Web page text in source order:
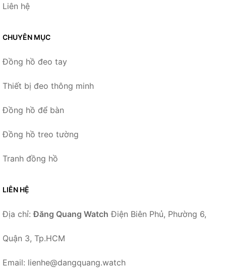
Liên hệ
CHUYÊN MỤC
Đồng hồ đeo tay
Thiết bị đeo thông minh
Đồng hồ để bàn
Đồng hồ treo tường
Tranh đồng hồ
LIÊN HỆ
Địa chỉ:Đăng Quang Watch Điện Biên Phủ, Phường 6,
Quận 3, Tp.HCM
Email: lienhe@dangquang.watch